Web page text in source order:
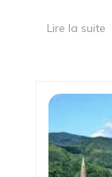
Lire la suite